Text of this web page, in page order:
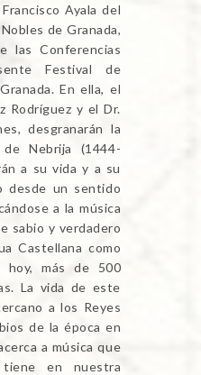
Ayala del
de Granada,
las Conferencias
Festival de
En ella, el
Rodríguez y el Dr.
desgranarán la
Nebrija (1444-
a su vida y a su
desde un sentido
a la música
sabio y verdadero
Castellana como
hoy, más de 500
La vida de este
a los Reyes
de la época en
a música que
en nuestra